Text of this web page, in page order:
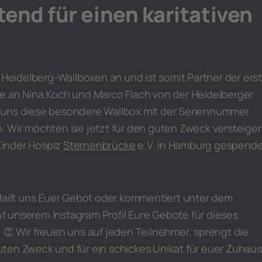
für einen karitativen
Wallboxen an und ist somit Partner der
an Nina Koch und Marco Flach von der Heidelberger
diese besondere Wallbox mit der Seriennummer
Wir möchten sie jetzt für den guten Zweck
Hospiz Sternenbrücke e.V. in Hamburg
uns Euer Gebot oder kommentiert unter dem
Instagram Profil Eure Gebote für dieses
Wir freuen uns auf jeden Teilnehmer, sprengt die
Zweck und für ein schickes Unikat für euer